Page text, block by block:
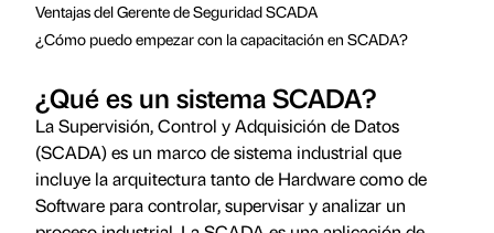
Ventajas del Gerente de Seguridad SCADA
¿Cómo puedo empezar con la capacitación en SCADA?
¿Qué es un sistema SCADA?
La Supervisión, Control y Adquisición de Datos
(SCADA) es un marco de sistema industrial que
incluye la arquitectura tanto de Hardware como de
Software para controlar, supervisar y analizar un